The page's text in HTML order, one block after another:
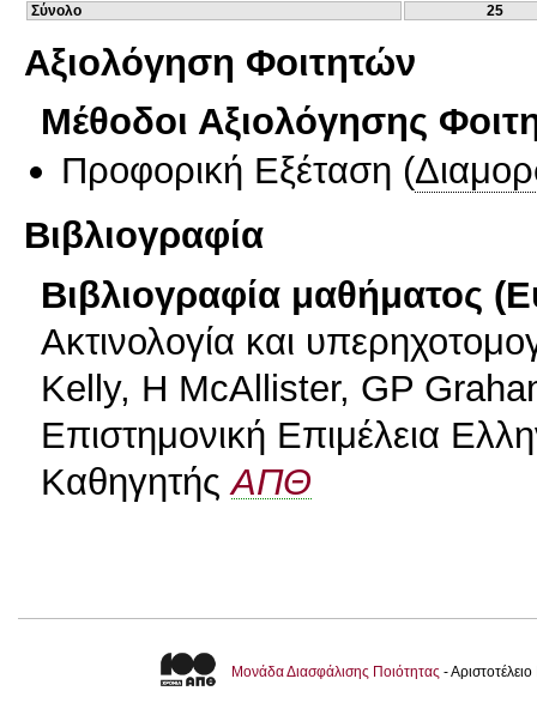
Σύνολο
25
Αξιολόγηση Φοιτητών
Μέθοδοι Αξιολόγησης
Προφορική Εξέταση (
Βιβλιογραφία
Βιβλιογραφία μαθήματος
Ακτινολογία και
Kelly, H McAllister, GP
Επιστημονική Επιμέλεια
ΚαθηγητήςΑΠΘ
Μονάδα Διασφάλισης Ποιότητας -